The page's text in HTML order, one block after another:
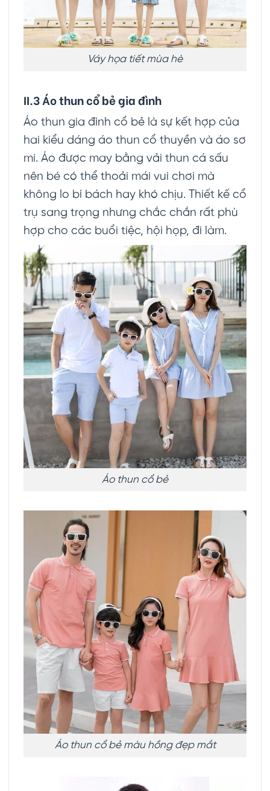
Váy họa tiết mùa hè
II.3 Áo thun cổ bẻ gia đình
Áo thun gia đình cổ bẻ là sự kết hợp của
hai kiểu dáng áo thun cổ thuyền và áo sơ
mi. Áo được may bằng vải thun cá sấu
nên bé có thể thoải mái vui chơi mà
không lo bí bách hay khó chịu. Thiết kế cổ
trụ sang trọng nhưng chắc chắn rất phù
hợp cho các buổi tiệc, hội họp, đi làm.
Áo thun cổ bẻ
Áo thun cổ bẻ màu hồng đẹp mắt